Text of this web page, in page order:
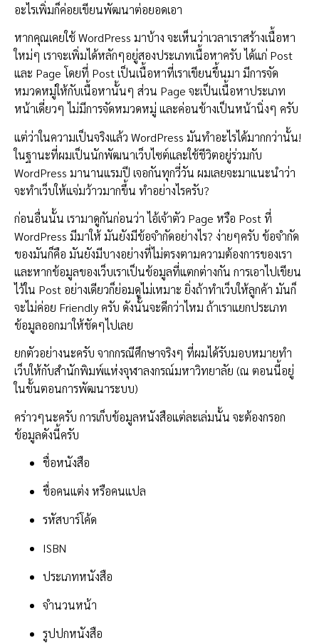
อะไรเพิ่มก็ค่อยเขียนพัฒนาต่อยอดเอา
หากคุณเคยใช้ WordPress มาบ้าง จะเห็นว่าเวลาเราสร้างเนื้อหา
ใหม่ๆ เราจะเพิ่มได้หลักๆอยู่สองประเภทเนื้อหาครับ ได้แก่ Post
และ Page โดยที่ Post เป็นเนื้อหาที่เราเขียนขึ้นมา มีการจัด
หมวดหมู่ให้กับเนื้อหานั้นๆ ส่วน Page จะเป็นเนื้อหาประเภท
หน้าเดี่ยวๆ ไม่มีการจัดหมวดหมู่ และค่อนข้างเป็นหน้านิ่งๆ ครับ
แต่ว่าในความเป็นจริงแล้ว WordPress มันทำอะไรได้มากกว่านั้น!
ในฐานะที่ผมเป็นนักพัฒนาเว็บไซต์และใช้ชีวิตอยู่ร่วมกับ
WordPress มานานแรมปี เจอกันทุกวี่วัน ผมเลยจะมาแนะนำว่า
จะทำเว็บให้แจ่มว้าวมากขึ้น ทำอย่างไรครับ?
ก่อนอื่นนั้น เรามาดูกันก่อนว่า ไอ้เจ้าตัว Page หรือ Post ที่
WordPress มีมาให้ มันยังมีข้อจำกัดอย่างไร? ง่ายๆครับ ข้อจำกัด
ของมันก็คือ มันยังมีบางอย่างที่ไม่ตรงตามความต้องการของเรา
และหากข้อมูลของเว็บเราเป็นข้อมูลที่แตกต่างกัน การเอาไปเขียน
ไว้ใน Post อย่างเดียวก็ย่อมดูไม่เหมาะ ยิ่งถ้าทำเว็บให้ลูกค้า มันก็
จะไม่ค่อย Friendly ครับ ดังนั้นจะดีกว่าไหม ถ้าเราแยกประเภท
ข้อมูลออกมาให้ชัดๆไปเลย
ยกตัวอย่างนะครับ จากกรณีศึกษาจริงๆ ที่ผมได้รับมอบหมายทำ
เว็บให้กับสำนักพิมพ์แห่งจุฬาลงกรณ์มหาวิทยาลัย (ณ ตอนนี้อยู่
ในขั้นตอนการพัฒนาระบบ)
คร่าวๆนะครับ การเก็บข้อมูลหนังสือแต่ละเล่มนั้น จะต้องกรอก
ข้อมูลดังนี้ครับ
ชื่อหนังสือ
ชื่อคนแต่ง หรือคนแปล
รหัสบาร์โค้ด
ISBN
ประเภทหนังสือ
จำนวนหน้า
รูปปกหนังสือ